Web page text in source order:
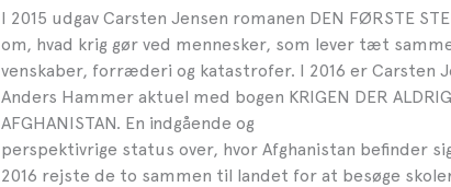
I 2015 udgav Carsten Jensen romanen DEN FØRSTE
om, hvad krig gør ved mennesker, som lever tæt
venskaber, forræderi og katastrofer. I 2016 er Carsten
Anders Hammer aktuel med bogen KRIGEN DER ALDRIG
AFGHANISTAN. En indgående og
perspektivrige status over, hvor Afghanistan befinder
2016 rejste de to sammen til landet for at besøge